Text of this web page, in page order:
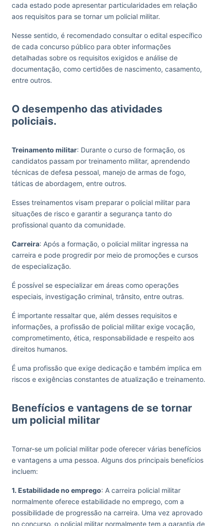
cada estado pode apresentar particularidades em relação
aos requisitos para se tornar um policial militar.
Nesse sentido, é recomendado consultar o edital específico
de cada concurso público para obter informações
detalhadas sobre os requisitos exigidos e análise de
documentação, como certidões de nascimento, casamento,
entre outros.
O desempenho das atividades
policiais.
Treinamento militar: Durante o curso de formação, os
candidatos passam por treinamento militar, aprendendo
técnicas de defesa pessoal, manejo de armas de fogo,
táticas de abordagem, entre outros.
Esses treinamentos visam preparar o policial militar para
situações de risco e garantir a segurança tanto do
profissional quanto da comunidade.
Carreira: Após a formação, o policial militar ingressa na
carreira e pode progredir por meio de promoções e cursos
de especialização.
É possível se especializar em áreas como operações
especiais, investigação criminal, trânsito, entre outras.
É importante ressaltar que, além desses requisitos e
informações, a profissão de policial militar exige vocação,
comprometimento, ética, responsabilidade e respeito aos
direitos humanos.
É uma profissão que exige dedicação e também implica em
riscos e exigências constantes de atualização e treinamento.
Benefícios e vantagens de se tornar
um policial militar
Tornar-se um policial militar pode oferecer várias benefícios
e vantagens a uma pessoa. Alguns dos principais benefícios
incluem:
1. Estabilidade no emprego: A carreira policial militar
normalmente oferece estabilidade no emprego, com a
possibilidade de progressão na carreira. Uma vez aprovado
no concurso, o policial militar normalmente tem a garantia de